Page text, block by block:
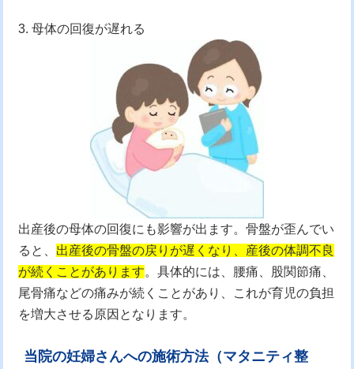
3. 母体の回復が遅れる
出産後の母体の回復にも影響が出ます。骨盤が歪んでい
ると、 出産後の骨盤の戻りが遅くなり、産後の体調不良
が続くことがあります。具体的には、腰痛、股関節痛、
尾骨痛などの痛みが続くことがあり、これが育児の負担
を増大させる原因となります。
当院の妊婦さんへの施術方法（マタニティ整